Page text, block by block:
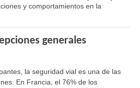
y comportamientos en la
generales
la seguridad vial es una de las
En Francia, el 76% de los